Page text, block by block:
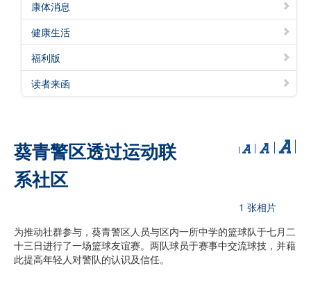
警声特刊
康体消息
健康生活
福利版
读者来函
葵青警区透过运动联
系社区
1 张相片
为推动社群参与，葵青警区人员与区内一所中学的篮球队于七月二
十三日进行了一场篮球友谊赛。两队球员于赛事中交流球技，并藉
此提高年轻人对警队的认识及信任。